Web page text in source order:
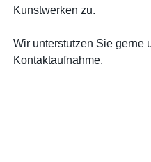
Kunstwerken zu.
Wir unterstutzen Sie gerne
Kontaktaufnahme.